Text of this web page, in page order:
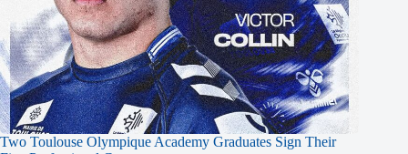
Two Toulouse Olympique Academy Graduates Sign Their